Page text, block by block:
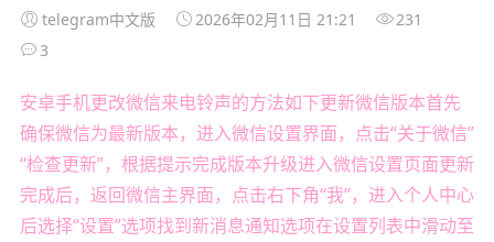
telegram中文版 2026年02月11日 21:21
231
3
安卓手机更改微信来电铃声的方法如下更新微信版本首先
确保微信为最新版本，进入微信设置界面，点击“关于微信”
“检查更新”，根据提示完成版本升级进入微信设置页面更新
完成后，返回微信主界面，点击右下角“我”，进入个人中心
后选择“设置”选项找到新消息通知选项在设置列表中滑动至